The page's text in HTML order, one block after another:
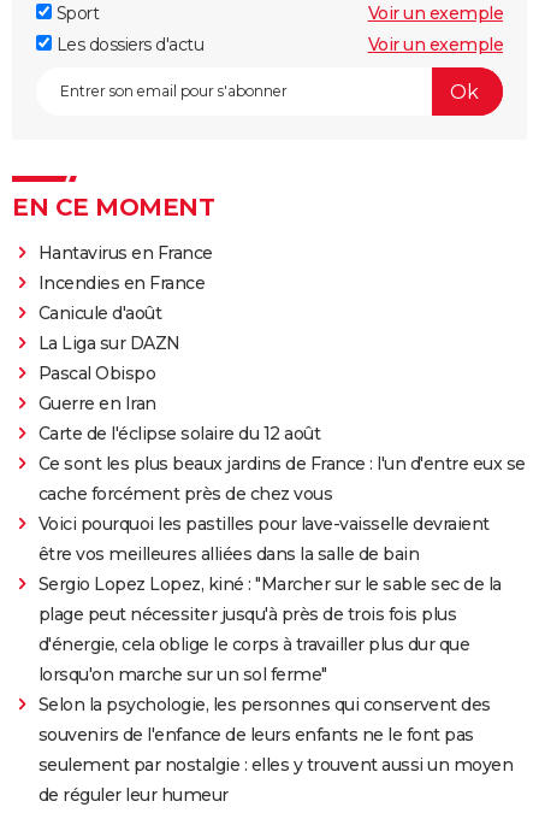
Sport
Voir un exemple
Les dossiers d'actu
Voir un exemple
EN CE MOMENT
Hantavirus en France
Incendies en France
Canicule d'août
La Liga sur DAZN
Pascal Obispo
Guerre en Iran
Carte de l'éclipse solaire du 12 août
Ce sont les plus beaux jardins de France : l'un d'entre eux se
cache forcément près de chez vous
Voici pourquoi les pastilles pour lave-vaisselle devraient
être vos meilleures alliées dans la salle de bain
Sergio Lopez Lopez, kiné : "Marcher sur le sable sec de la
plage peut nécessiter jusqu'à près de trois fois plus
d'énergie, cela oblige le corps à travailler plus dur que
lorsqu'on marche sur un sol ferme"
Selon la psychologie, les personnes qui conservent des
souvenirs de l'enfance de leurs enfants ne le font pas
seulement par nostalgie : elles y trouvent aussi un moyen
de réguler leur humeur